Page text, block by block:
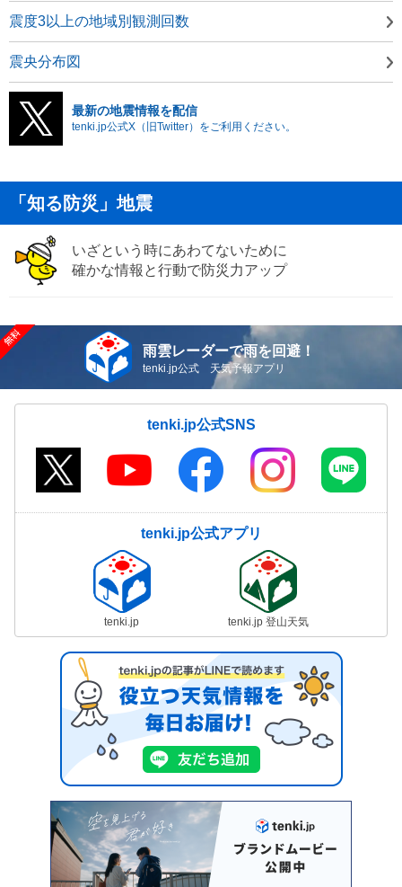
震度3以上の地域別観測回数
震央分布図
最新の地震情報を配信
tenki.jp公式X（旧Twitter）をご利用ください。
「知る防災」地震
いざという時にあわてないために
確かな情報と行動で防災力アップ
雨雲レーダーで雨を回避！
tenki.jp公式 天気予報アプリ
tenki.jp公式SNS
tenki.jp公式アプリ
tenki.jp tenki.jp 登山天気